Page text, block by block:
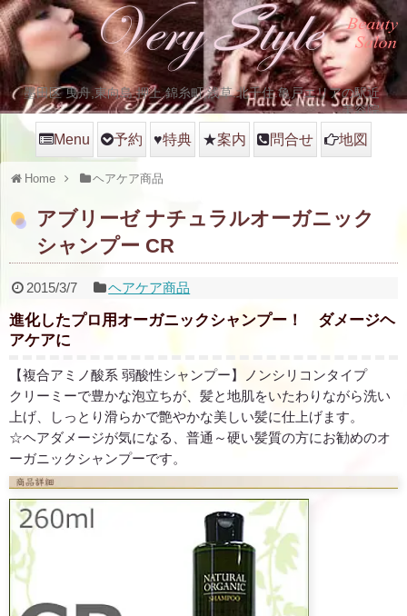
墨田区 曳舟,東向島.押上.錦糸町,浅草.北千住.亀戸エリアの駅近
美容院
Menu 予約 ♥特典 ★案内 問合せ 地図
Home ヘアケア商品
アブリーゼ ナチュラルオーガニック
シャンプー CR
2015/3/7 ヘアケア商品
進化したプロ用オーガニックシャンプー！ ダメージヘ
アケアに
【複合アミノ酸系 弱酸性シャンプー】ノンシリコンタイプ
クリーミーで豊かな泡立ちが、髪と地肌をいたわりながら洗い
上げ、しっとり滑らかで艶やかな美しい髪に仕上げます。
☆ヘアダメージが気になる、普通～硬い髪質の方にお勧めのオ
ーガニックシャンプーです。